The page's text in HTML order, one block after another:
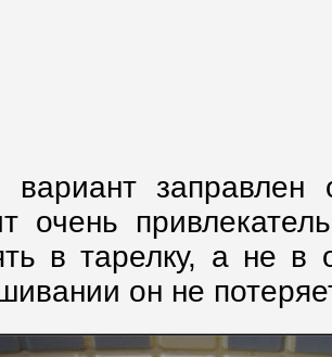
вариант
очень
в тарелку, а не в
он не